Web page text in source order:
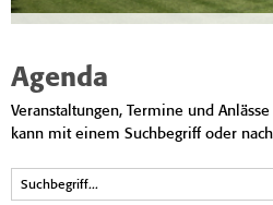
Agenda
Veranstaltungen, Termine und
kann mit einem Suchbegriff oder